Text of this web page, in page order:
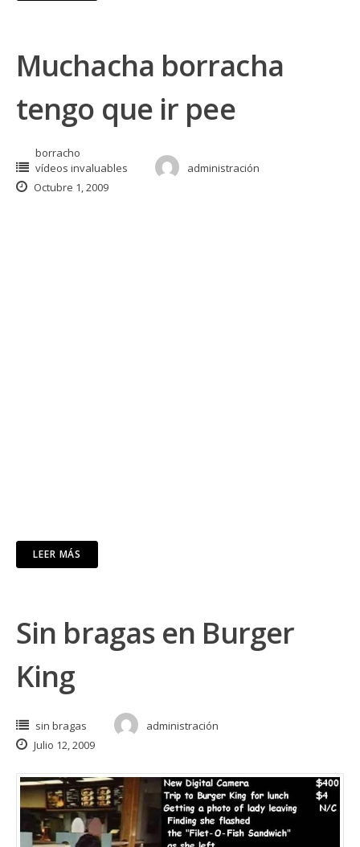
Muchacha borracha
tengo que ir pee
borracho
vídeos invaluables
administración
Octubre 1, 2009
LEER MÁS
Sin bragas en Burger
King
sin bragas
administración
Julio 12, 2009